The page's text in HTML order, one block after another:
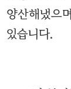
양산해냈으
있습니다.